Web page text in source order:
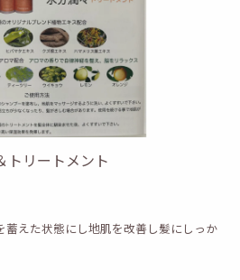
トリートメント
えた状態にし地肌を改善し髪にしっか